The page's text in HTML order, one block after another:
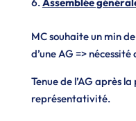
MC souhaite un min
d’une AG =>
Tenue de l’AG après
représentativité.